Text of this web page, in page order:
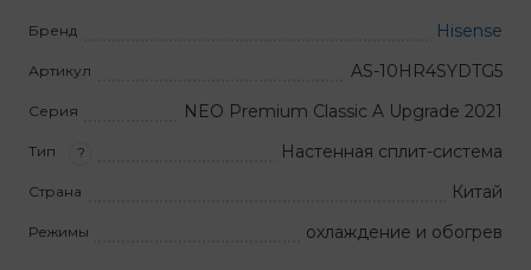
Бренд Hisense
Артикул AS-10HR4SYDTG5
Серия NEO Premium Classic A Upgrade 2021
Тип ? Настенная сплит-система
Страна Китай
Режимы охлаждение и обогрев